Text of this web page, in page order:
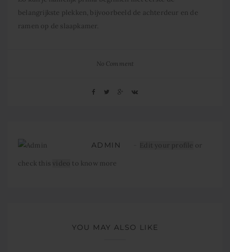
belangrijkste plekken, bijvoorbeeld de achterdeur en de
ramen op de slaapkamer.
No Comment
ADMIN Edit your profile or
check this video to know more
YOU MAY ALSO LIKE